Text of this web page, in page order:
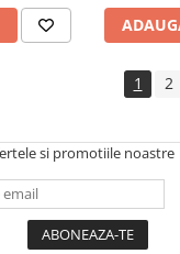
1 2
si promotiile noastre